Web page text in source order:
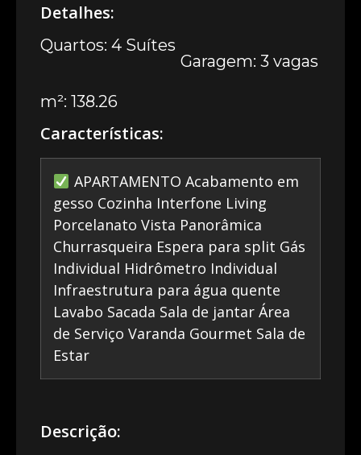
Detalhes:
Quartos: 4 Suítes
Garagem: 3 vagas
m²: 138.26
Características:
APARTAMENTO Acabamento em
gesso Cozinha Interfone Living
Porcelanato Vista Panorâmica
Churrasqueira Espera para split Gás
Individual Hidrômetro Individual
Infraestrutura para água quente
Lavabo Sacada Sala de jantar Área
de Serviço Varanda Gourmet Sala de
Estar
Descrição: